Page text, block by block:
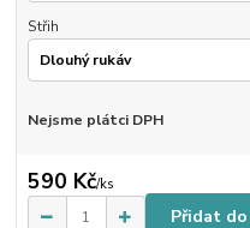
Střih
Nejsme plátci DPH
590 Kč/ks
Přidat